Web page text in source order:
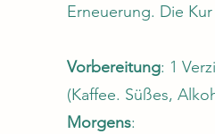
Erneuerung. Die
Vorbereitung: 1
(Kaffee. Süßes,
Morgens: